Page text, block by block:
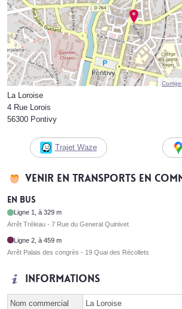
La Loroise
4 Rue Lorois
56300 Pontivy
Trajet Waze
Venir en transports en
En bus
Ligne 1, à 329 m
Arrêt Tréleau - 7 Rue du General Quinivet
Ligne 2, à 459 m
Arrêt Palais des congrès - 19 Quai des Récollets
Informations
Nom commercial La Loroise